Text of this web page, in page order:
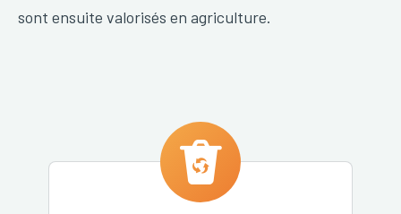
sont ensuite valorisés en agriculture.